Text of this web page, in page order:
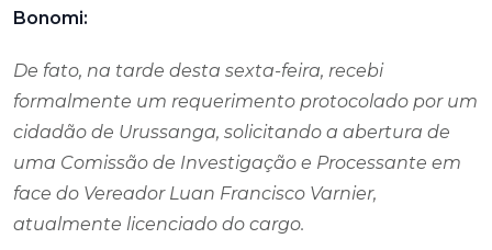
Bonomi:
De fato, na tarde desta sexta-feira, recebi
formalmente um requerimento protocolado por um
cidadão de Urussanga, solicitando a abertura de
uma Comissão de Investigação e Processante em
face do Vereador Luan Francisco Varnier,
atualmente licenciado do cargo.